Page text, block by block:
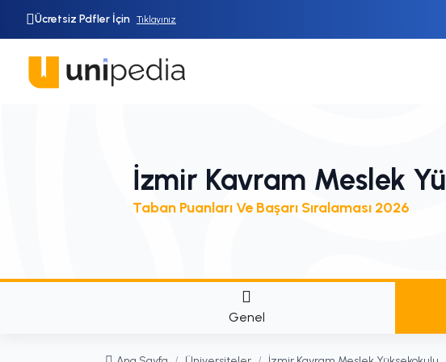
Ücretsiz Pdfler İçin Tıklayınız
İzmir Kavram Meslek
Taban Puanları Ve Başarı Sıralaması 2026
Genel